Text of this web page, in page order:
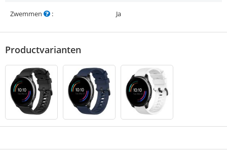
Zwemmen : Ja
Productvarianten